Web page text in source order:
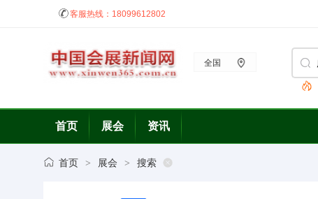
客服热线： 18099612802
全国
首页 展会 资讯
首页 > 展会 > 搜索